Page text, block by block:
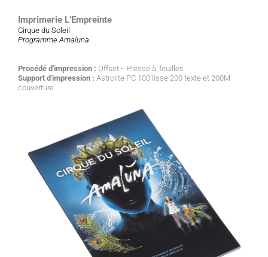
Imprimerie L’Empreinte
Cirque du Soleil
Programme Amaluna
Procédé d'impression : Offset - Presse à feuilles
Support d'impression : Astrolite PC 100 lisse 200 texte et 200M
couverture